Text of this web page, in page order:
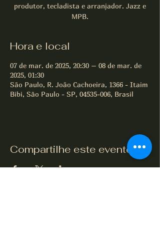
produtor, tecladista e arranjador. Jazz e
MPB.
Hora e local
07 de mar. de 2025, 20:30 – 08 de mar. de
2025, 01:30
São Paulo, R. João Cachoeira, 1366 - Itaim
Bibi, São Paulo - SP, 04535-006, Brasil
Compartilhe este evento